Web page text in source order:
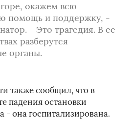
окажем всю
помощь и поддержку, -
- Это трагедия. В ее
разберутся
органы.
также сообщил, что в
падения остановки
- она госпитализирована.